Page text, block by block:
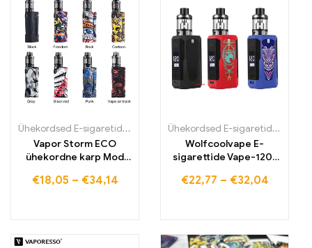
Ühekordsed E-sigaretid
,Ühekordsed E-sigaretid Eestis,
Vapor Storm ECO
ühekordne karp Mod
€18,05 – €34,14
Ühekordsed E-sigaretid
,
Wolfcoolvape E-
sigarettide Vape-120-
€22,77 – €32,04